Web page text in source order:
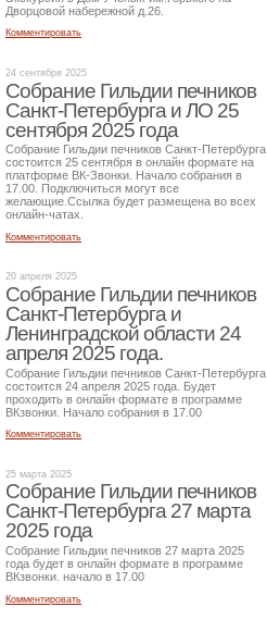
Дворцовой набережной д.26.
Комментировать
24 сентября 2025
Собрание Гильдии печников
Санкт-Петербурга и ЛО 25
сентября 2025 года
Собрание Гильдии печников Санкт-Петербурга
состоится 25 сентября в онлайн формате на
платформе ВК-Звонки. Начало собрания в
17.00. Подключиться могут все
желающие.Ссылка будет размещена во всех
онлайн-чатах.
Комментировать
20 апреля 2025
Собрание Гильдии печников
Санкт-Петербурга и
Ленинградской области 24
апреля 2025 года.
Собрание Гильдии печников Санкт-Петербурга
состоится 24 апреля 2025 года. Будет
проходить в онлайн формате в программе
ВКзвонки. Начало собрания в 17.00
Комментировать
25 марта 2025
Собрание Гильдии печников
Санкт-Петербурга 27 марта
2025 года
Собрание Гильдии печников 27 марта 2025
года будет в онлайн формате в программе
ВКзвонки. начало в 17.00
Комментировать